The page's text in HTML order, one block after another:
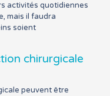
activités quotidiennes
mais il faudra
soient
chirurgicale
peuvent être